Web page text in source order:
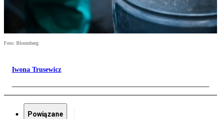
Foto: Bloomberg
Iwona Trusewicz
Powiązane